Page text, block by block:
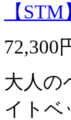
【STM
72,300
大人の
イトベ